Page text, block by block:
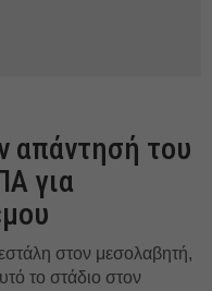
απάντησή του
για
στον μεσολαβητή,
το στάδιο στον